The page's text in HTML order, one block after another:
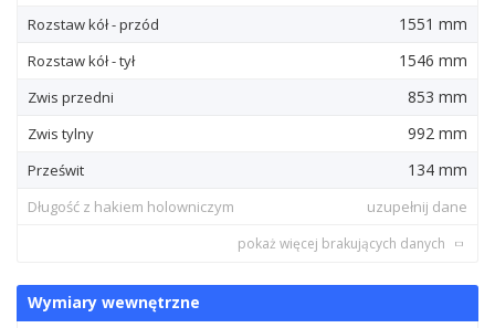
Rozstaw kół - przód 1551 mm
Rozstaw kół - tył 1546 mm
Zwis przedni 853 mm
Zwis tylny 992 mm
Prześwit 134 mm
Długość z hakiem holowniczym uzupełnij dane
pokaż więcej brakujących danych
Wymiary wewnętrzne